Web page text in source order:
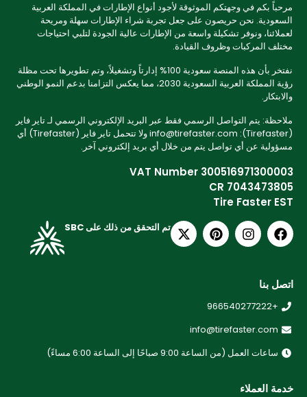
مرحباً بكم في وجهتكم الموثوقة لأجود أنواع الإطارات في المملكة العربية
السعودية. نحن حريصون على جعل تجربة شراء الإطارات سهلة ومريحة
لعملائنا، ونوفر تشكيلة واسعة من الإطارات عالية الجودة لتلبي احتياجات
مختلف المركبات وظروف القيادة.
نفتخر بأن هذه المنصة سعودية 100% إدارتاً وتشغيلاً، وتم تطويرها تحت مظلة
رؤية المملكة العربية السعودية 2030، مما يعكس التزامنا بدعم النمو الوطني
والابتكار.
ملاحظة: يتم التواصل الرسمي فقط عبر البريد الإلكتروني الرسمي لـ تاير فاير
(Tirefaster): info@tirefaster.com ولا تتحمل تاير فاير (Tirefaster) أي
مسؤولية عن أي تواصل يتم من خلال أي بريد إلكتروني آخر.
VAT Number 300516971300003
CR 7043473805
Tire Faster EST
تم التحقق من ذلك على SBC
اتصل بنا
+966540277222
info@tirefaster.com
ساعات العمل (من الساعة 9:00 صباحًا إلى الساعة 6:00 مساءً)
خدمة العملاء